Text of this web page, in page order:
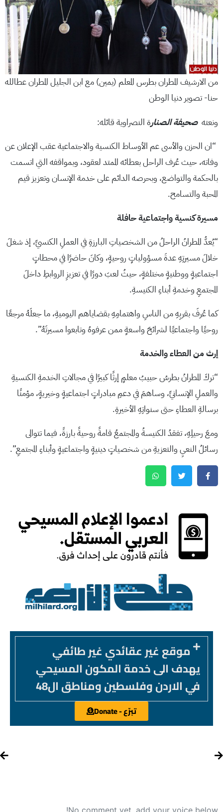
من الارشيف المطران بطرس المعلم (يمين) مع ابن الجليل المطران عطالله
حنا- تصوير دنيا الوطن
ونعته صحيفة الصنارة النصراوية قائله:
“ان الحزن والأسى عم الأوساط الكنسية والاجتماعية عقب الإعلان عن
وفاته، حيث عُرف الراحل بعطائه الممتد لعقود، وبمواقفه التي اتسمت
بالحكمة والتواضع، وبحرصه الدائم على خدمة الإنسان وتعزيز قيم
المحبة والتسامح.
مسيرة كنسية واجتماعية حافلة
“يُعدُّ المطرانُ الراحلُ من الشخصياتِ البارزةِ في العملِ الكنسيِّ، إذ شغلَ
خلالَ مسيرتِهِ عدةَ مسؤولياتٍ روحيةٍ، وكانَ حاضرًا في محطاتٍ
اجتماعيةٍ ووطنيةٍ مختلفةٍ، حيثُ لعبَ دورًا في تعزيزِ الروابطِ داخلَ
المجتمعِ وخدمةِ أبناءِ الكنيسةِ.
كما عُرفَ بقربِهِ من الناسِ واهتمامِهِ بقضاياهم اليوميةِ، ما جعلَهُ مرجعًا
روحيًا واجتماعيًا لشرائحَ واسعةٍ ممن عرفوهُ وتابعوا مسيرتَهُ”.
إرث من العطاء والخدمة
“تركَ المطرانُ بطرسُ حبيبُ معلمٍ إرثًا كبيرًا في مجالاتِ الخدمةِ الكنسيةِ
والعملِ الإنسانيِّ، وساهمَ في دعمِ مبادراتٍ اجتماعيةٍ وخيريةٍ، مؤمنًا
برسالةِ العطاءِ حتى سنواتِهِ الأخيرةِ.
ومعَ رحيلِهِ، تفقدُ الكنيسةُ والمجتمعُ قامةً روحيةً بارزةً، فيما تتوالى
رسائلُ النعيِ والتعزيةِ من شخصياتٍ دينيةٍ واجتماعيةٍ وأبناءِ المجتمعِ”.
موقع غير عقائدي غير طائفي
يهدف الى خدمة المكون المسيحي
في الاردن وفلسطين ومناطق ال48
تبرّع - Donate
No comment yet, add your voice below!